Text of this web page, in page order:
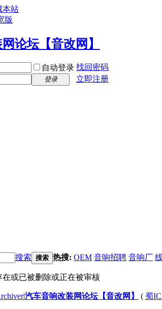
本站
版
自动登录 找回密码
登录
立即注册
搜索 搜索 热搜: OEM 音响招聘 音响厂
或已被删除或正在被审核
|汽车音响改装网论坛【音改网】 ( 蜀